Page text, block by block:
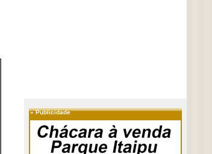
»Publicidade